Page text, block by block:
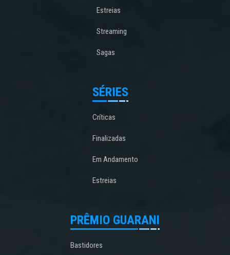
Estreias
Streaming
Sagas
SÉRIES
Críticas
Finalizadas
Em Andamento
Estreias
PRÊMIO GUARANI
Bastidores